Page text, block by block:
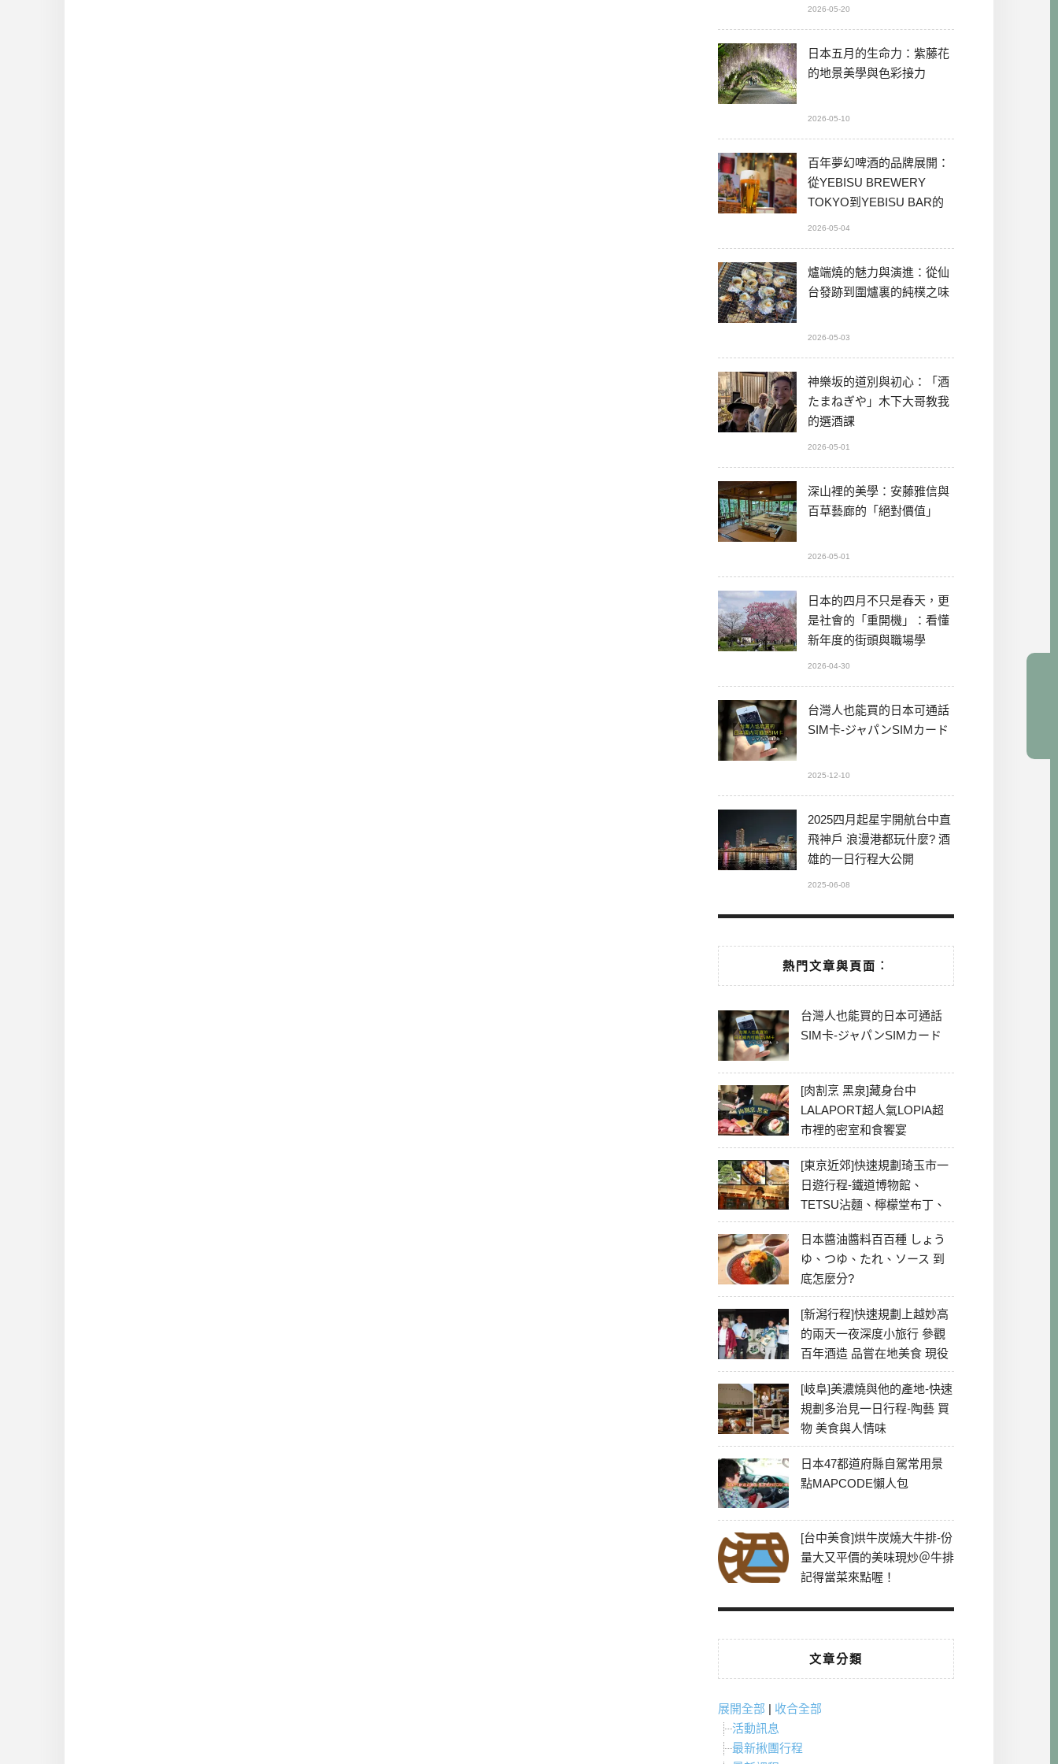
2026-05-20
日本五月的生命力：紫藤花
的地景美學與色彩接力
2026-05-10
百年夢幻啤酒的品牌展開：
從YEBISU BREWERY
TOKYO到YEBISU BAR的
2026-05-04
爐端燒的魅力與演進：從仙
台發跡到圍爐裏的純樸之味
2026-05-03
神樂坂的道別與初心：「酒
たまねぎや」木下大哥教我
的選酒課
2026-05-01
深山裡的美學：安藤雅信與
百草藝廊的「絕對價值」
2026-05-01
日本的四月不只是春天，更
是社會的「重開機」：看懂
新年度的街頭與職場學
2026-04-30
台灣人也能買的日本可通話
SIM卡-ジャパンSIMカード
2025-12-10
2025四月起星宇開航台中直
飛神戶 浪漫港都玩什麼? 酒
雄的一日行程大公開
2025-06-08
熱門文章與頁面︰
台灣人也能買的日本可通話
SIM卡-ジャパンSIMカード
[肉割烹 黑泉]藏身台中
LALAPORT超人氣LOPIA超
市裡的密室和食饗宴
[東京近郊]快速規劃琦玉市一
日遊行程-鐵道博物館、
TETSU沾麵、檸檬堂布丁、
冰川神社、美食彙整
日本醬油醬料百百種 しょう
ゆ、つゆ、たれ、ソース 到
底怎麼分?
[新潟行程]快速規劃上越妙高
的兩天一夜深度小旅行 參觀
百年酒造 品嘗在地美食 現役
最老牌電影院
[岐阜]美濃燒與他的產地-快速
規劃多治見一日行程-陶藝 買
物 美食與人情味
日本47都道府縣自駕常用景
點MAPCODE懶人包
[台中美食]烘牛炭燒大牛排-份
量大又平價的美味現炒＠牛排
記得當菜來點喔！
文章分類
展開全部 | 收合全部
活動訊息
最新揪團行程